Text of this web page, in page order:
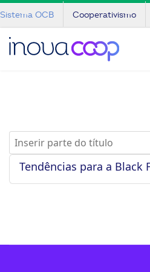
Sistema OCB Cooperativismo
Inserir parte do título
Tendências para a Black